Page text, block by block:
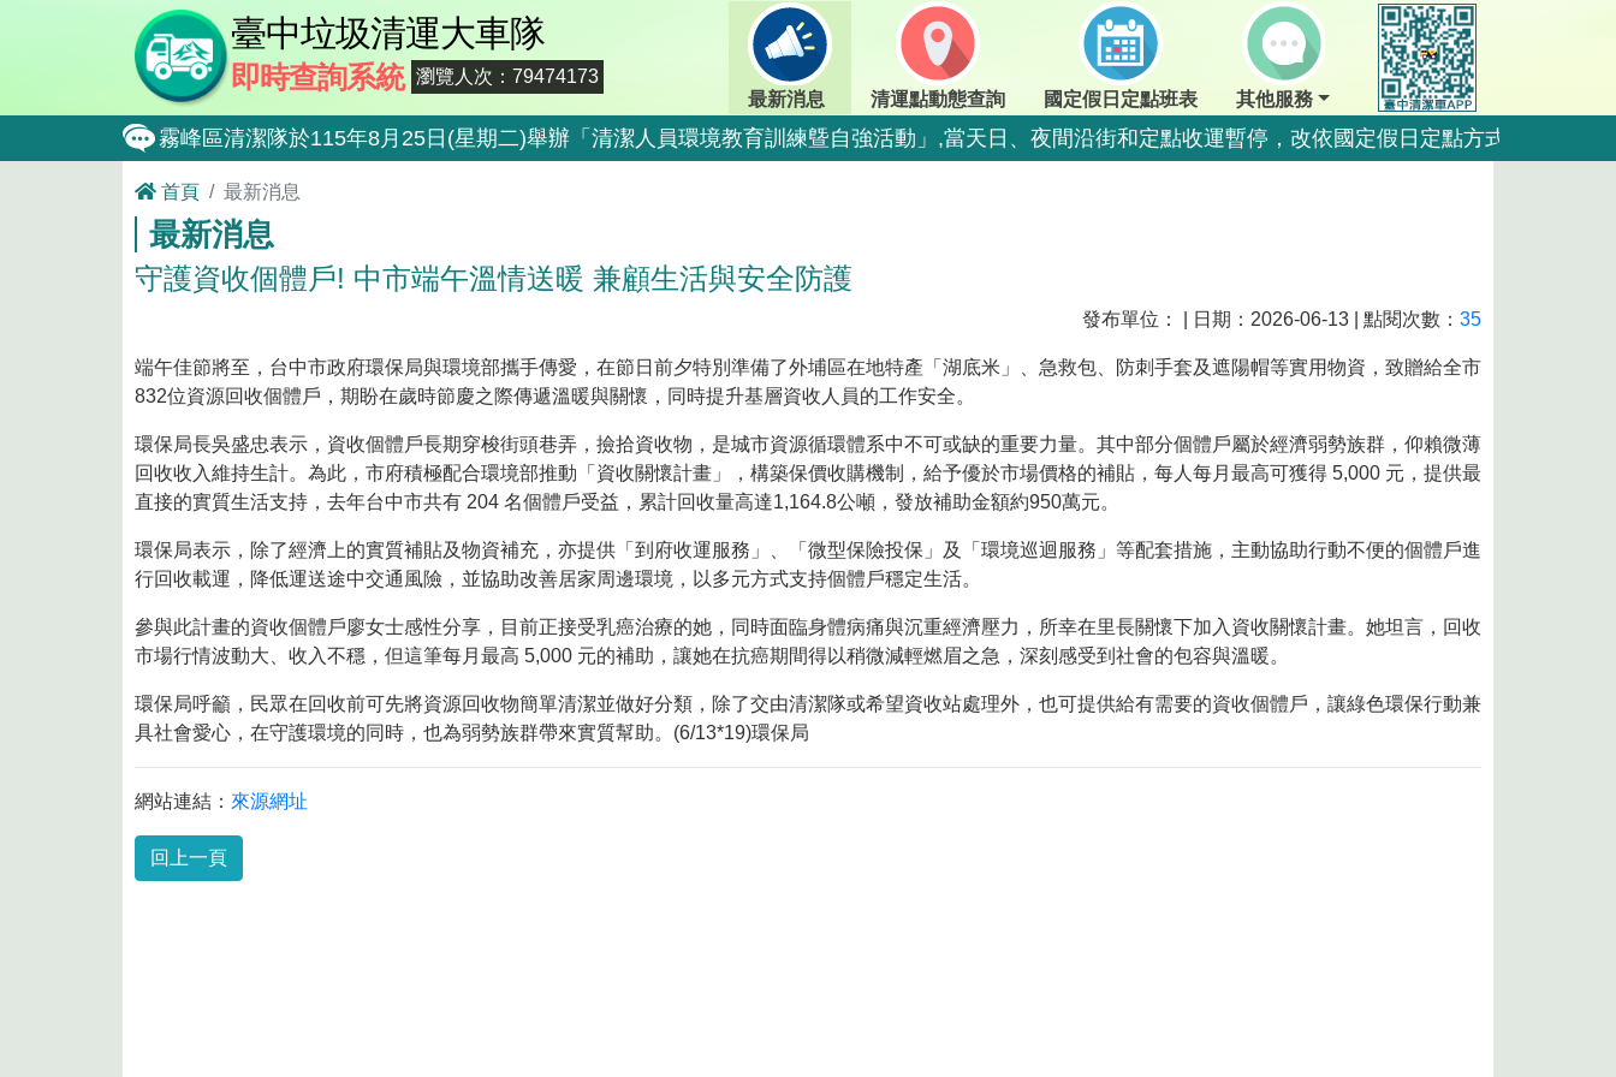
臺中垃圾清運大車隊
即時查詢系統 瀏覽人次：79474173
最新消息
清運點動態查詢 國定假日定點班表 其他服務
霧峰區清潔隊於115年8月25日(星期二)舉辦「清潔人員環境教育訓練曁自強活動」,當天日、夜間沿街和定點收運暫停，改依國定假日定點方式收運。
大肚區清潔隊於115年8月25日(星期二)舉辦「清潔人員環境教育訓練曁自強活動」,當天定時定點暫停收運，夜間沿街正常收運。
北屯區清潔隊於115年8月11日(星期二)舉辦「清潔人員環境教育訓練曁自強活動」,當天日、夜間沿街和定點收運暫停，改依國定假日定點方式收運。
外埔區清潔隊於115年8月18日(星期二)舉辦「清潔人員環境教育訓練曁自強活動」,當天日、夜間沿街和定點收運暫停，改依國定假日定點方式收運。
石岡區清潔隊於115年8月18日(星期二)舉辦「清潔人員環境教育訓練曁自強活動」,當天停止收運一日。
東勢區清潔隊於115年8月18日(星期二)舉辦「清潔人員環境教育訓練曁自強活動」,當天停止收運一日。
全民監督公共工程施工品質, 請撥打通報專線0800-009609
防堵非洲豬瘟總動員，因應非洲豬瘟疫情，市民端廚餘收運排出方式不變，呼籲民眾一起惜食減量，排出前瀝乾水分做好回收更佳好。
因應非洲豬瘟疫情，市民端廚餘收運排出方式不變，呼籲民眾一起惜食減量，排出前瀝乾水分做好回收更佳好。
8月10日14:30至15:00防空演習行動網路降速演練，請預為因應
首頁 最新消息
最新消息
守護資收個體戶! 中市端午溫情送暖 兼顧生活與安全防護
發布單位： | 日期：2026-06-13 | 點閱次數： 35
端午佳節將至，台中市政府環保局與環境部攜手傳愛，在節日前夕特別準備了外埔區在地特產「湖底米」、急救包、防刺手套及遮陽帽等實用物資，致贈給全市
832位資源回收個體戶，期盼在歲時節慶之際傳遞溫暖與關懷，同時提升基層資收人員的工作安全。
環保局長吳盛忠表示，資收個體戶長期穿梭街頭巷弄，撿拾資收物，是城市資源循環體系中不可或缺的重要力量。其中部分個體戶屬於經濟弱勢族群，仰賴微薄
回收收入維持生計。為此，市府積極配合環境部推動「資收關懷計畫」，構築保價收購機制，給予優於市場價格的補貼，每人每月最高可獲得 5,000 元，提供最
直接的實質生活支持，去年台中市共有 204 名個體戶受益，累計回收量高達1,164.8公噸，發放補助金額約950萬元。
環保局表示，除了經濟上的實質補貼及物資補充，亦提供「到府收運服務」、「微型保險投保」及「環境巡迴服務」等配套措施，主動協助行動不便的個體戶進
行回收載運，降低運送途中交通風險，並協助改善居家周邊環境，以多元方式支持個體戶穩定生活。
參與此計畫的資收個體戶廖女士感性分享，目前正接受乳癌治療的她，同時面臨身體病痛與沉重經濟壓力，所幸在里長關懷下加入資收關懷計畫。她坦言，回收
市場行情波動大、收入不穩，但這筆每月最高 5,000 元的補助，讓她在抗癌期間得以稍微減輕燃眉之急，深刻感受到社會的包容與溫暖。
環保局呼籲，民眾在回收前可先將資源回收物簡單清潔並做好分類，除了交由清潔隊或希望資收站處理外，也可提供給有需要的資收個體戶，讓綠色環保行動兼
具社會愛心，在守護環境的同時，也為弱勢族群帶來實質幫助。 (6/13*19)環保局
網站連結： 來源網址
回上一頁